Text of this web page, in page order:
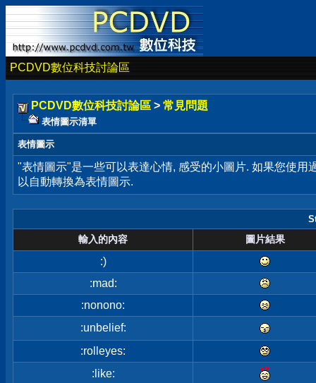
PCDVD數位科技討論區
PCDVD數位科技討論區 > 常見問題
表情圖示清單
表情圖示
"表情圖示"是一些可以表達心情, 感受的小圖片. 如果您使
以自動轉換為表情圖示.
輸入的內容 圖片結果
:)
:mad:
:nonono:
:unbelief:
:rolleyes:
:like: